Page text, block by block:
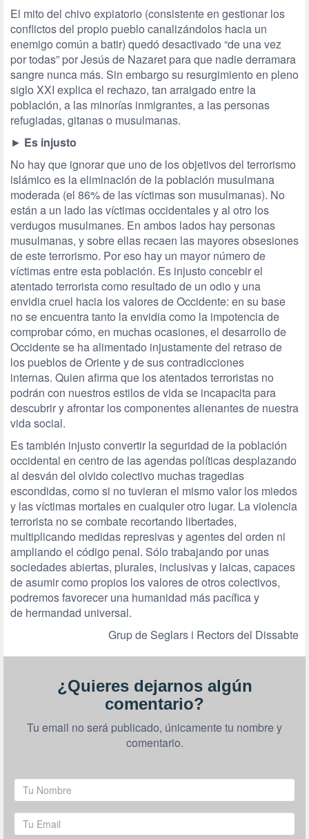
El mito del chivo expiatorio (consistente en gestionar los
conflictos del propio pueblo canalizándolos hacia un
enemigo común a batir) quedó desactivado “de una vez
por todas” por Jesús de Nazaret para que nadie derramara
sangre nunca más. Sin embargo su resurgimiento en pleno
siglo XXI explica el rechazo, tan arraigado entre la
población, a las minorías inmigrantes, a las personas
refugiadas, gitanas o musulmanas.
► Es injusto
No hay que ignorar que uno de los objetivos del terrorismo
islámico es la eliminación de la población musulmana
moderada (el 86% de las víctimas son musulmanas). No
están a un lado las víctimas occidentales y al otro los
verdugos musulmanes. En ambos lados hay personas
musulmanas, y sobre ellas recaen las mayores obsesiones
de este terrorismo. Por eso hay un mayor número de
víctimas entre esta población. Es injusto concebir el
atentado terrorista como resultado de un odio y una
envidia cruel hacia los valores de Occidente: en su base
no se encuentra tanto la envidia como la impotencia de
comprobar cómo, en muchas ocasiones, el desarrollo de
Occidente se ha alimentado injustamente del retraso de
los pueblos de Oriente y de sus contradicciones
internas. Quien afirma que los atentados terroristas no
podrán con nuestros estilos de vida se incapacita para
descubrir y afrontar los componentes alienantes de nuestra
vida social.
Es también injusto convertir la seguridad de la población
occidental en centro de las agendas políticas desplazando
al desván del olvido colectivo muchas tragedias
escondidas, como si no tuvieran el mismo valor los miedos
y las víctimas mortales en cualquier otro lugar. La violencia
terrorista no se combate recortando libertades,
multiplicando medidas represivas y agentes del orden ni
ampliando el código penal. Sólo trabajando por unas
sociedades abiertas, plurales, inclusivas y laicas, capaces
de asumir como propios los valores de otros colectivos,
podremos favorecer una humanidad más pacífica y
de hermandad universal.
Grup de Seglars i Rectors del Dissabte
¿Quieres dejarnos algún
comentario?
Tu email no será publicado, únicamente tu nombre y
comentario.